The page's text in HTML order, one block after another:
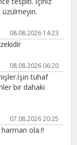
08.08.2026 14:23
08.08.2026 06:20
tuhaf
bir dahaki
07.08.2026 20:25
ola.!!